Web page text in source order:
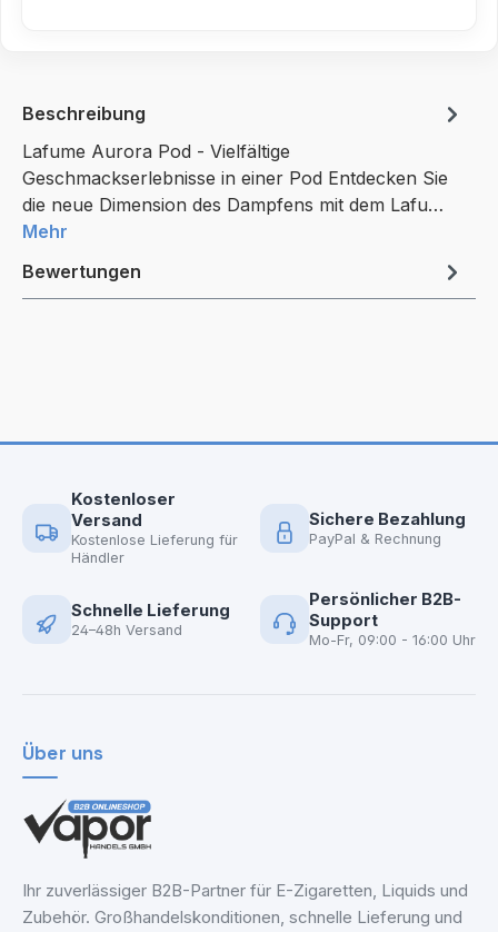
Beschreibung
Lafume Aurora Pod - Vielfältige
Geschmackserlebnisse in einer Pod Entdecken Sie
die neue Dimension des Dampfens mit dem Lafu…
Mehr
Bewertungen
Kostenloser
Versand
Kostenlose Lieferung für
Händler
Sichere Bezahlung
PayPal & Rechnung
Schnelle Lieferung
24–48h Versand
Persönlicher B2B-
Support
Mo-Fr, 09:00 - 16:00 Uhr
Über uns
Ihr zuverlässiger B2B-Partner für E-Zigaretten, Liquids und
Zubehör. Großhandelskonditionen, schnelle Lieferung und